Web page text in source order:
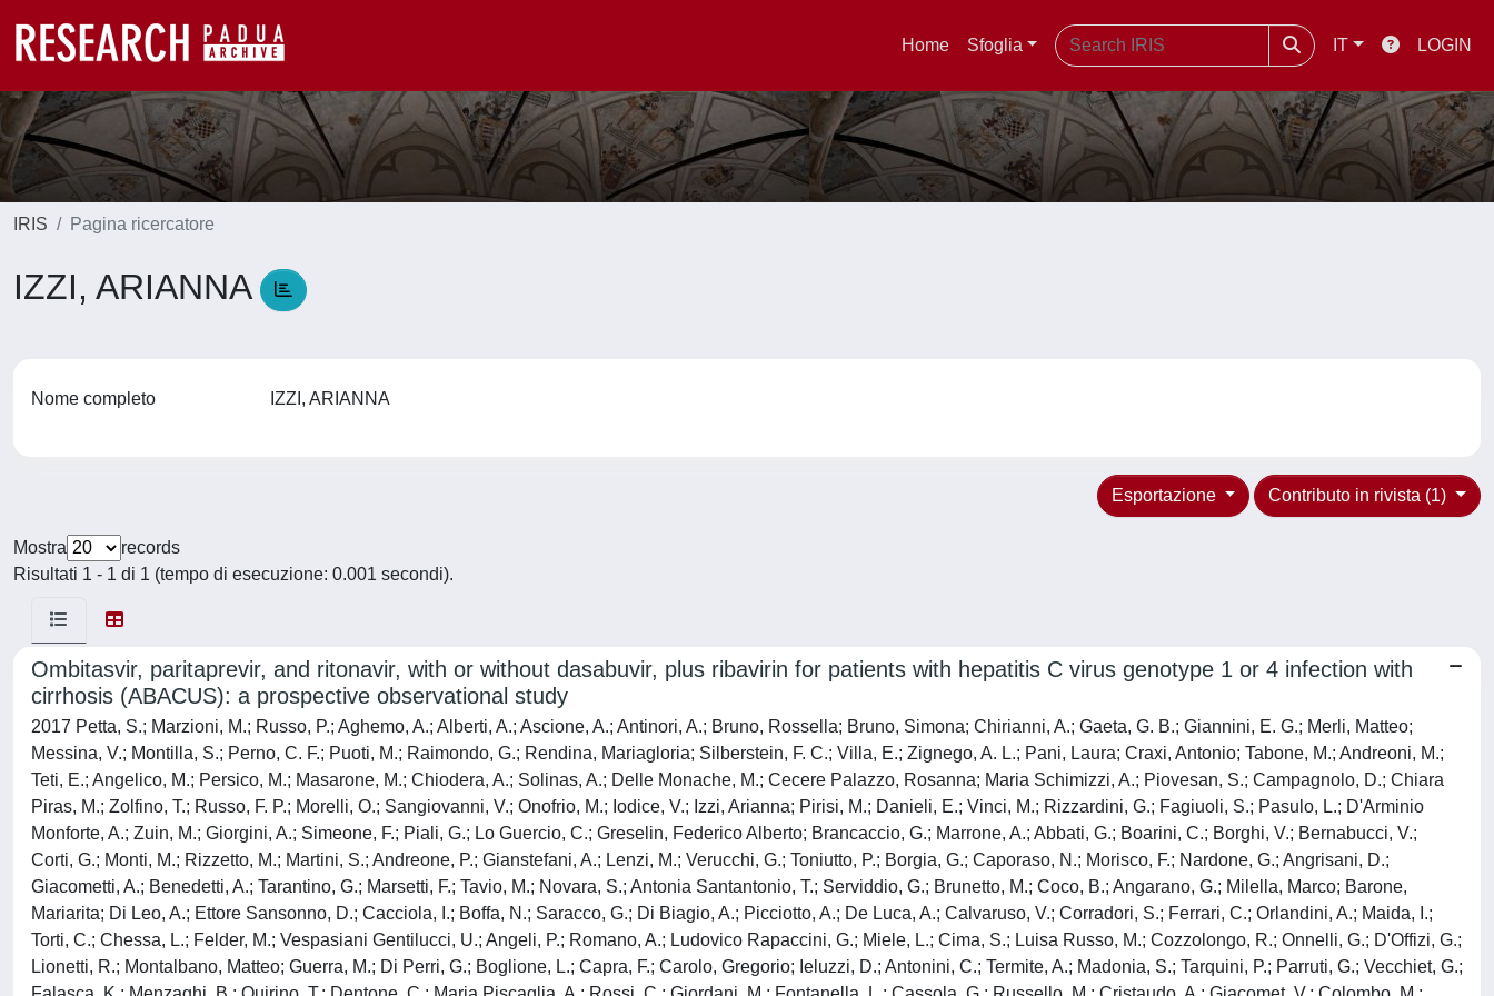
Home Sfoglia IT LOGIN
IRIS Pagina ricercatore
IZZI, ARIANNA
Nome completo IZZI, ARIANNA
Contributo in rivista (1)
Esportazione
Mostra
records
Risultati 1 - 1 di 1 (tempo di esecuzione: 0.001 secondi).
Ombitasvir, paritaprevir, and ritonavir, with or without dasabuvir, plus ribavirin for patients with hepatitis C virus genotype 1 or 4 infection with
cirrhosis (ABACUS): a prospective observational study
2017 Petta, S.; Marzioni, M.; Russo, P.; Aghemo, A.; Alberti, A.; Ascione, A.; Antinori, A.; Bruno, Rossella; Bruno, Simona; Chirianni, A.; Gaeta, G. B.; Giannini, E. G.; Merli, Matteo;
Messina, V.; Montilla, S.; Perno, C. F.; Puoti, M.; Raimondo, G.; Rendina, Mariagloria; Silberstein, F. C.; Villa, E.; Zignego, A. L.; Pani, Laura; Craxi, Antonio; Tabone, M.; Andreoni, M.;
Teti, E.; Angelico, M.; Persico, M.; Masarone, M.; Chiodera, A.; Solinas, A.; Delle Monache, M.; Cecere Palazzo, Rosanna; Maria Schimizzi, A.; Piovesan, S.; Campagnolo, D.; Chiara
Piras, M.; Zolfino, T.; Russo, F. P.; Morelli, O.; Sangiovanni, V.; Onofrio, M.; Iodice, V.; Izzi, Arianna; Pirisi, M.; Danieli, E.; Vinci, M.; Rizzardini, G.; Fagiuoli, S.; Pasulo, L.; D'Arminio
Monforte, A.; Zuin, M.; Giorgini, A.; Simeone, F.; Piali, G.; Lo Guercio, C.; Greselin, Federico Alberto; Brancaccio, G.; Marrone, A.; Abbati, G.; Boarini, C.; Borghi, V.; Bernabucci, V.;
Corti, G.; Monti, M.; Rizzetto, M.; Martini, S.; Andreone, P.; Gianstefani, A.; Lenzi, M.; Verucchi, G.; Toniutto, P.; Borgia, G.; Caporaso, N.; Morisco, F.; Nardone, G.; Angrisani, D.;
Giacometti, A.; Benedetti, A.; Tarantino, G.; Marsetti, F.; Tavio, M.; Novara, S.; Antonia Santantonio, T.; Serviddio, G.; Brunetto, M.; Coco, B.; Angarano, G.; Milella, Marco; Barone,
Mariarita; Di Leo, A.; Ettore Sansonno, D.; Cacciola, I.; Boffa, N.; Saracco, G.; Di Biagio, A.; Picciotto, A.; De Luca, A.; Calvaruso, V.; Corradori, S.; Ferrari, C.; Orlandini, A.; Maida, I.;
Torti, C.; Chessa, L.; Felder, M.; Vespasiani Gentilucci, U.; Angeli, P.; Romano, A.; Ludovico Rapaccini, G.; Miele, L.; Cima, S.; Luisa Russo, M.; Cozzolongo, R.; Onnelli, G.; D'Offizi, G.;
Lionetti, R.; Montalbano, Matteo; Guerra, M.; Di Perri, G.; Boglione, L.; Capra, F.; Carolo, Gregorio; Ieluzzi, D.; Antonini, C.; Termite, A.; Madonia, S.; Tarquini, P.; Parruti, G.; Vecchiet, G.;